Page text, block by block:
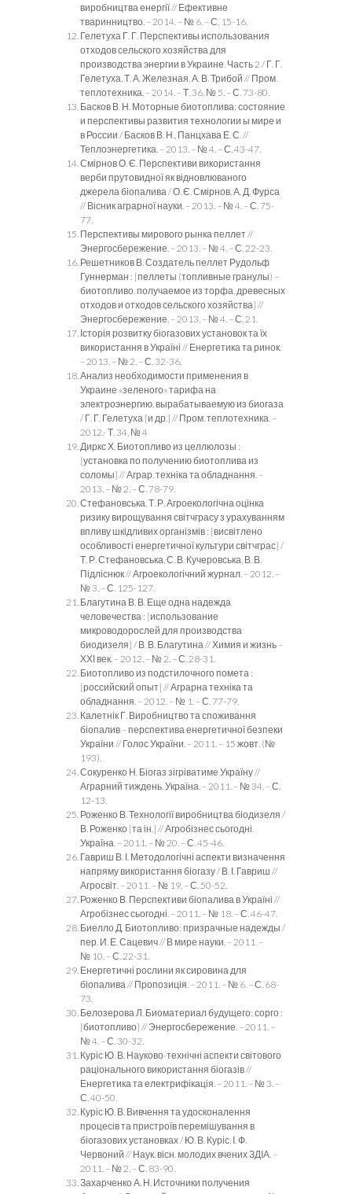
виробництва енергії // Ефективне
тваринництво. – 2014. – № 6. – С. 15-16.
Гелетуха Г. Г. Перспективы использования
отходов сельского хозяйства для
производства энергии в Украине. Часть 2 / Г. Г.
Гелетуха, Т. А. Железная, А. В. Трибой // Пром.
теплотехника. – 2014. – Т. 36, № 5. – С. 73-80.
Басков В. Н. Моторные биотоплива: состояние
и перспективы развития технологии ы мире и
в России / Басков В. Н., Панцхава Е. С. //
Теплоэнергетика. – 2013. – № 4. – С. 43-47.
Смірнов О. Є. Перспективи використання
верби прутовидної як відновлюваного
джерела біопалива / О. Є. Смірнов, А. Д. Фурса
// Вісник аграрної науки. – 2013. – № 4. – С. 75-
77.
Перспективы мирового рынка пеллет //
Энергосбережение. – 2013. – № 4. – С. 22-23.
Решетников В. Создатель пеллет Рудольф
Гуннерман : [пеллеты (топливные гранулы) –
биотопливо, получаемое из торфа, древесных
отходов и отходов сельского хозяйства] //
Энергосбережение. – 2013. – № 4. – С. 21.
Історія розвитку біогазових установок та їх
використання в Україні // Енергетика та ринок.
– 2013. – № 2. – С. 32-36.
Анализ необходимости применения в
Украине «зеленого» тарифа на
электроэнергию, вырабатываемую из биогаза
/ Г. Г. Гелетуха [и др.] // Пром. теплотехника. –
2012.- Т. 34, № 4
Диркс Х. Биотопливо из целлюлозы :
[установка по получению биотоплива из
соломы] // Аграр. техніка та обладнання. –
2013. – № 2. – С. 78-79.
Стефановська, Т. Р. Агроекологічна оцінка
ризику вирощування світчграсу з урахуванням
впливу шкідливих організмів : [висвітлено
особливості енергетичної культури світчграс] /
Т. Р. Стефановська, С. В. Кучеровська, В. В.
Підліснюк // Агроекологічний журнал. – 2012. –
№ 3. – С. 125-127.
Благутина В. В. Еще одна надежда
человечества : [использование
микроводорослей для производства
биодизеля] / В. В. Благутина // Химия и жизнь –
ХХІ век. – 2012. – № 2. – С. 28-31.
Биотопливо из подстилочного помета :
[российский опыт] // Аграрна техніка та
обладнання. – 2012. – № 1. – С. 77-79.
Калетнік Г. Виробництво та споживання
біопалив – перспектива енергетичної безпеки
України // Голос України. – 2011. – 15 жовт. (№
193).
Сокуренко Н. Біогаз зігріватиме Україну //
Аграрний тиждень. Україна. – 2011. – № 34. – С.
12-13.
Роженко В. Технології виробництва біодизеля /
В. Роженко [та ін.] // Агробізнес сьогодні.
Україна. – 2011. – № 20. – С. 45-46.
Гавриш В. І. Методологічні аспекти визначення
напряму використання біогазу / В. І. Гавриш //
Агросвіт. – 2011. – № 19. – С. 50-52.
Роженко В. Перспективи біопалива в Україні //
Агробізнес сьогодні. – 2011. – № 18. – С. 46-47.
Биелло Д. Биотопливо: призрачные надежды /
пер. И. Е. Сацевич // В мире науки. – 2011. –
№ 10. – С. 22-31.
Енергетичні рослини як сировина для
біопалива // Пропозиція. – 2011. – № 6. – С. 68-
73.
Белозерова Л. Биоматериал будущего: сорго :
[биотопливо] // Энергосбережение. – 2011. –
№ 4. – С. 30-32.
Куріс Ю. В. Науково-технічні аспекти світового
раціонального використання біогазів //
Енергетика та електрифікація. – 2011. – № 3. –
С. 40-50.
Куріс Ю. В. Вивчення та удосконалення
процесів та пристроїв перемішування в
біогазових установках / Ю. В. Куріс, І. Ф.
Червоний // Наук. вісн. молодих вчених ЗДІА. –
2011. – № 2. – С. 83-90.
Захарченко А. Н. Источники получения